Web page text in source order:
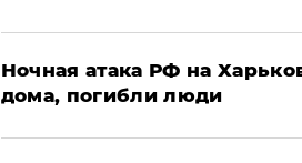
​Ночная атака РФ на
дома, погибли люди